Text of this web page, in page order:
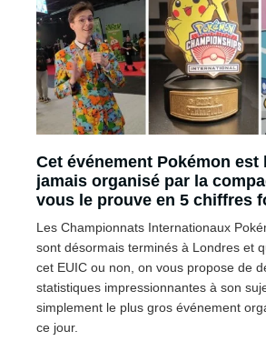
Cet événement Pokémon
jamais organisé par la
vous le prouve en 5 chiffres
Les Championnats Internationaux
sont désormais terminés à Londres et
cet EUIC ou non, on vous propose de
statistiques impressionnantes à son
simplement le plus gros événement
ce jour.